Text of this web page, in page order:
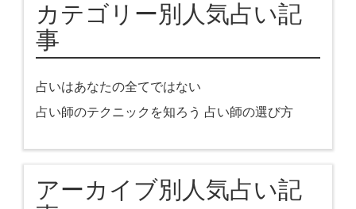
カテゴリー別人気占い記
事
占いはあなたの全てではない
占い師のテクニックを知ろう 占い師の選び方
アーカイブ別人気占い記